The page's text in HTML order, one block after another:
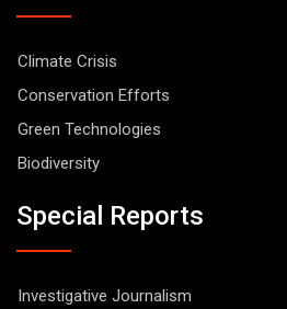
Climate Crisis
Conservation Efforts
Green Technologies
Biodiversity
Special Reports
Investigative Journalism